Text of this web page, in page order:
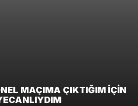
MAÇIMA ÇIKTIĞIM IÇIN